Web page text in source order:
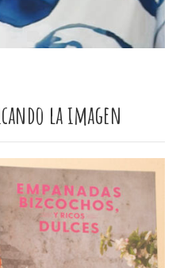
la imagen